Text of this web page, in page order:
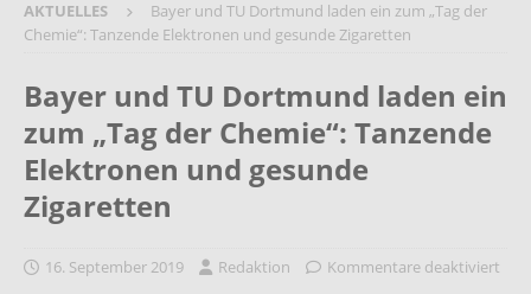
AKTUELLES
Bayer und TU Dortmund laden ein zum „Tag der
Chemie“: Tanzende Elektronen und gesunde Zigaretten
Bayer und TU Dortmund laden ein
zum „Tag der Chemie“: Tanzende
Elektronen und gesunde
Zigaretten
16. September 2019 Redaktion Kommentare deaktiviert